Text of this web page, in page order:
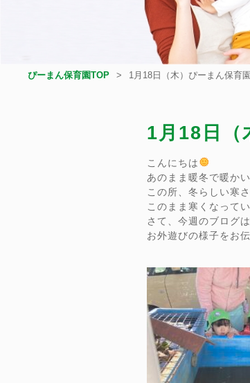
ぴーまん保育園TOP 1月18日（木）ぴーまん保育
1月18日（
こんにちは
あのまま暖冬で暖か
この所、冬らしい寒
このまま寒くなって
さて、今週のブログ
お外遊びの様子をお